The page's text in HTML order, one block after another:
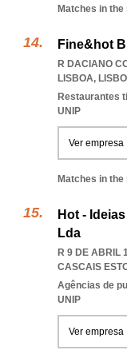
Matches in
Fine&hot
R DACIANO
LISBOA,
Restaurantes
UNIP
Ver empresa
Matches in
Hot -
Lda
R 9 DE ABRIL
CASCAIS
Agências de
UNIP
Ver empresa